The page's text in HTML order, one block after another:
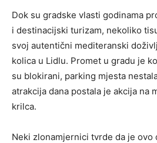
Dok su gradske vlasti godinama
i destinacijski turizam, nekoliko
svoj autentični mediteranski
kolica u Lidlu. Promet u gradu je
su blokirani, parking mjesta
atrakcija dana postala je akcija na
krilca.
Neki zlonamjernici tvrde da je ovo